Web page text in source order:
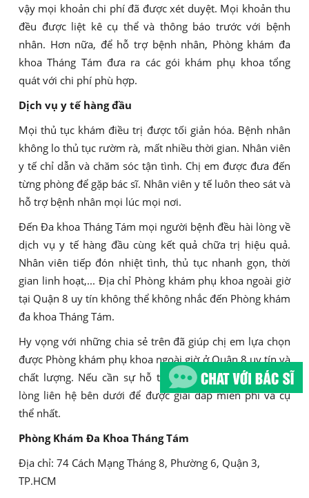
vậy mọi khoản chi phí đã được xét duyệt. Mọi khoản thu
đều được liệt kê cụ thể và thông báo trước với bệnh
nhân. Hơn nữa, để hỗ trợ bệnh nhân, Phòng khám đa
khoa Tháng Tám đưa ra các gói khám phụ khoa tổng
quát với chi phí phù hợp.
Dịch vụ y tế hàng đầu
Mọi thủ tục khám điều trị được tối giản hóa. Bệnh nhân
không lo thủ tục rườm rà, mất nhiều thời gian. Nhân viên
y tế chỉ dẫn và chăm sóc tận tình. Chị em được đưa đến
từng phòng để gặp bác sĩ. Nhân viên y tế luôn theo sát và
hỗ trợ bệnh nhân mọi lúc mọi nơi.
Đến Đa khoa Tháng Tám mọi người bệnh đều hài lòng về
dịch vụ y tế hàng đầu cùng kết quả chữa trị hiệu quả.
Nhân viên tiếp đón nhiệt tình, thủ tục nhanh gọn, thời
gian linh hoạt,... Địa chỉ Phòng khám phụ khoa ngoài giờ
tại Quận 8 uy tín không thể không nhắc đến Phòng khám
đa khoa Tháng Tám.
Hy vọng với những chia sẻ trên đã giúp chị em lựa chọn
được Phòng khám phụ khoa ngoài giờ ở Quận 8 uy tín và
chất lượng. Nếu cần sự hỗ trợ của chuyên gia bạn vui
lòng liên hệ bên dưới để được giải đáp miễn phí và cụ
thể nhất.
Phòng Khám Đa Khoa Tháng Tám
Địa chỉ: 74 Cách Mạng Tháng 8, Phường 6, Quận 3,
TP.HCM